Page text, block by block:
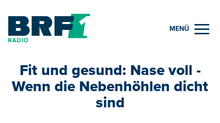
MENÜ
Fit und gesund: Nase voll -
Wenn die Nebenhöhlen dicht
sind